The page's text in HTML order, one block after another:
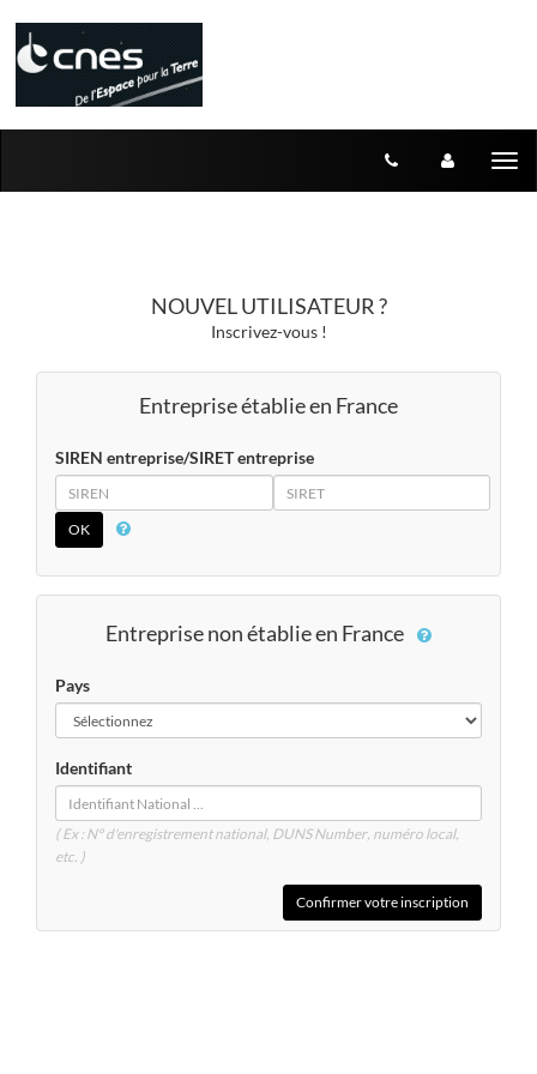
NOUVEL UTILISATEUR ?
Inscrivez-vous !
Entreprise établie en France
SIREN entreprise/SIRET entreprise
SIREN
SIRET
Entreprise non établie en France
Pays
Identifiant
( Ex : N° d'enregistrement national, DUNSNumber, numéro local,
etc. )